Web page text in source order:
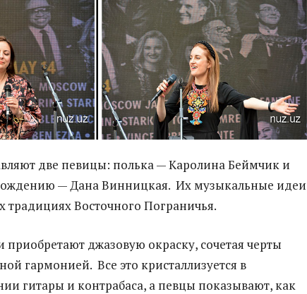
две певицы: полька — Каролина Беймчик и
— Дана Винницкая. Их музыкальные идеи
традициях Восточного Пограничья.
джазовую окраску, сочетая черты
гармонией. Все это кристаллизуется в
гитары и контрабаса, а певцы показывают, как